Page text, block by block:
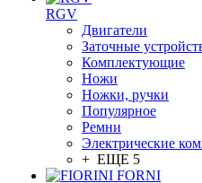
RGV
Двигатели
Заточные
Комплектующие
Ножи
Ножки, ручки
Популярное
Ремни
Электрические
+ ЕЩЕ 5